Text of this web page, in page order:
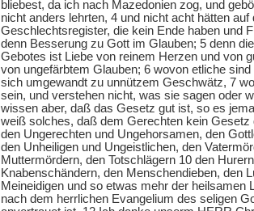
bliebest, da ich nach Mazedonien zog, und
nicht anders lehrten, 4 und nicht acht hätten auf
Geschlechtsregister, die kein Ende haben und
denn Besserung zu Gott im Glauben; 5 denn
Gebotes ist Liebe von reinem Herzen und von
von ungefärbtem Glauben; 6 wovon etliche
sich umgewandt zu unnützem Geschwätz, 7
sein, und verstehen nicht, was sie sagen oder
wissen aber, daß das Gesetz gut ist, so es
weiß solches, daß dem Gerechten kein Gesetz
den Ungerechten und Ungehorsamen, den
den Unheiligen und Ungeistlichen, den
Muttermördern, den Totschlägern 10 den
Knabenschändern, den Menschendieben, den
Meineidigen und so etwas mehr der heilsamen
nach dem herrlichen Evangelium des seligen